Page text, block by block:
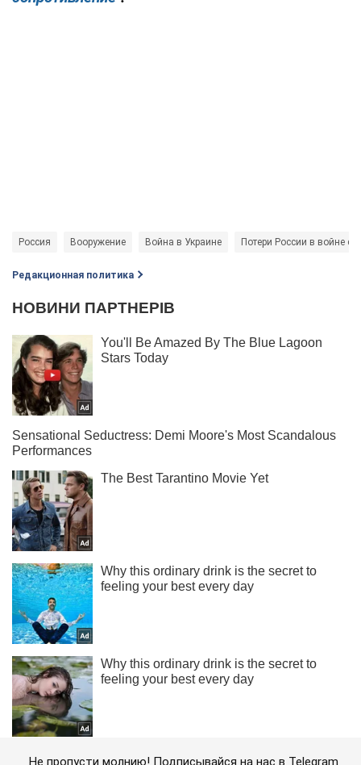
Россия Вооружение Война в Украине Потери России в войне с
Редакционная политика
Не пропусти молнию! Подписывайся на нас в Telegram